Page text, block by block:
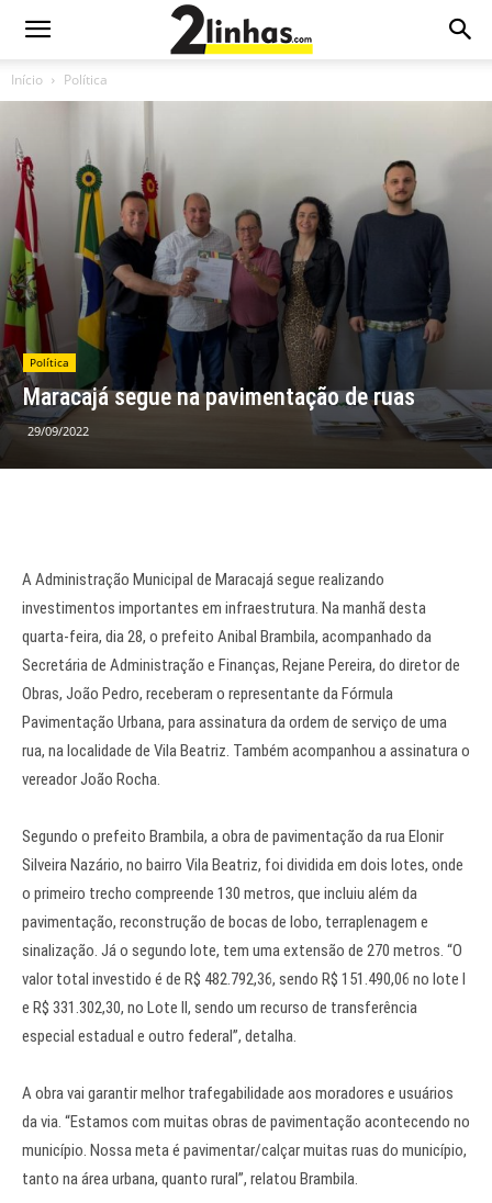
Início Política
Política
Maracajá segue na pavimentação de ruas
29/09/2022
A Administração Municipal de Maracajá segue realizando
investimentos importantes em infraestrutura. Na manhã desta
quarta-feira, dia 28, o prefeito Anibal Brambila, acompanhado da
Secretária de Administração e Finanças, Rejane Pereira, do diretor de
Obras, João Pedro, receberam o representante da Fórmula
Pavimentação Urbana, para assinatura da ordem de serviço de uma
rua, na localidade de Vila Beatriz. Também acompanhou a assinatura o
vereador João Rocha.
Segundo o prefeito Brambila, a obra de pavimentação da rua Elonir
Silveira Nazário, no bairro Vila Beatriz, foi dividida em dois lotes, onde
o primeiro trecho compreende 130 metros, que incluiu além da
pavimentação, reconstrução de bocas de lobo, terraplenagem e
sinalização. Já o segundo lote, tem uma extensão de 270 metros. “O
valor total investido é de R$ 482.792,36, sendo R$ 151.490,06 no lote I
e R$ 331.302,30, no Lote II, sendo um recurso de transferência
especial estadual e outro federal”, detalha.
A obra vai garantir melhor trafegabilidade aos moradores e usuários
da via. “Estamos com muitas obras de pavimentação acontecendo no
município. Nossa meta é pavimentar/calçar muitas ruas do município,
tanto na área urbana, quanto rural”, relatou Brambila.